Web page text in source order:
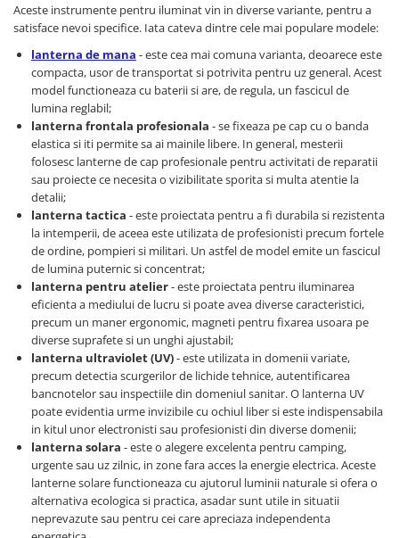
Genti pentru Scule si Unelte
Electronica
Unelte pentru Electronica
Aparate de Sudura in Puncte
Microscoape Digitale
Osciloscoape Digitale
Generatoare de Semnal
Surse de Laborator
Statii de Lipit
Letcon
Accesorii pentru Lipit
Surubelnite de Precizie
Clesti de Precizie
Kituri Electronice
Placi de Dezvoltare
Placi de Expansiune
Module Electronice
Senzori Electronici
Componente Electronice
Gadgets
Electrice
YATO
ZUBR
Aceste instrumente pentru iluminat vin in diverse variante, pentru a
satisface nevoi specifice. Iata cateva dintre cele mai populare modele:
lanterna de mana - este cea mai comuna varianta, deoarece este
compacta, usor de transportat si potrivita pentru uz general. Acest
model functioneaza cu baterii si are, de regula, un fascicul de
lumina reglabil;
lanterna frontala profesionala - se fixeaza pe cap cu o banda
elastica si iti permite sa ai mainile libere. In general, mesterii
folosesc lanterne de cap profesionale pentru activitati de reparatii
sau proiecte ce necesita o vizibilitate sporita si multa atentie la
detalii;
lanterna tactica - este proiectata pentru a fi durabila si rezistenta
la intemperii, de aceea este utilizata de profesionisti precum fortele
de ordine, pompieri si militari. Un astfel de model emite un fascicul
de lumina puternic si concentrat;
lanterna pentru atelier- este proiectata pentru iluminarea
eficienta a mediului de lucru si poate avea diverse caracteristici,
precum un maner ergonomic, magneti pentru fixarea usoara pe
diverse suprafete si un unghi ajustabil;
lanterna ultraviolet (UV)- este utilizata in domenii variate,
precum detectia scurgerilor de lichide tehnice, autentificarea
bancnotelor sau inspectiile din domeniul sanitar. O lanterna UV
poate evidentia urme invizibile cu ochiul liber si este indispensabila
in kitul unor electronisti sau profesionisti din diverse domenii;
lanterna solara - este o alegere excelenta pentru camping,
urgente sau uz zilnic, in zone fara acces la energie electrica. Aceste
lanterne solare functioneaza cu ajutorul luminii naturale si ofera o
alternativa ecologica si practica, asadar sunt utile in situatii
neprevazute sau pentru cei care apreciaza independenta